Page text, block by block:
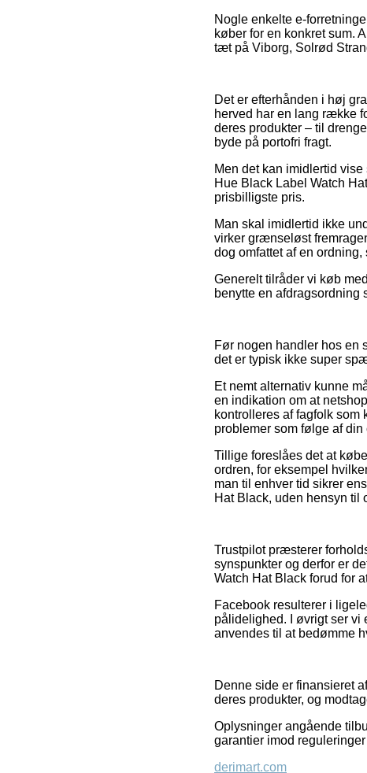
Nogle enkelte e-
køber for en konkret sum.
tæt på Viborg, Solrød
Det er efterhånden i høj
herved har en lang række
deres produkter – til
byde på portofri fragt.
Men det kan imidlertid
Hue Black Label Watch
prisbilligste pris.
Man skal imidlertid ikke
virker grænseløst
dog omfattet af en
Generelt tilråder vi køb
benytte en afdragsordning
Før nogen handler hos en
det er typisk ikke super
Et nemt alternativ kunne
en indikation om at
kontrolleres af fagfolk
problemer som følge af din
Tillige foreslåes det at
ordren, for eksempel
man til enhver tid sikrer
Hat Black, uden hensyn til
Trustpilot præsterer
synspunkter og derfor er
Watch Hat Black forud for
Facebook resulterer i
pålidelighed. I øvrigt ser vi
anvendes til at bedømme
Denne side er finansieret
deres produkter, og
Oplysninger angående
garantier imod
derimart.com